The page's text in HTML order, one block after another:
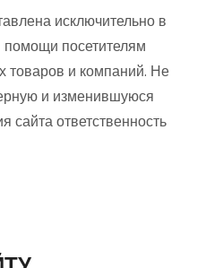
исключительно в
помощи посетителям
товаров и компаний. Не
и изменившуюся
ответственность